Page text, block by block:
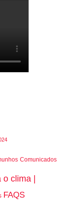
Comunicados
o clima |
FAQS